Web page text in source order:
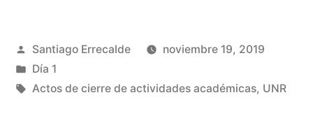
Publicado
por
Santiago Errecalde
noviembre 19, 2019
Publicado
en
Día 1
Etiquetas:
Actos de cierre de actividades académicas, UNR